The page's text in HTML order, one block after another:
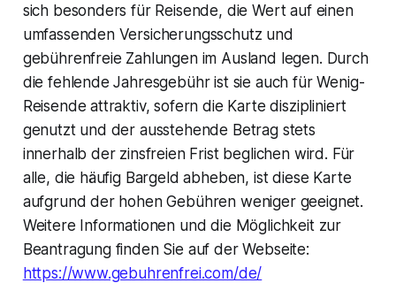
sich besonders für Reisende, die Wert auf einen
umfassenden Versicherungsschutz und
gebührenfreie Zahlungen im Ausland legen. Durch
die fehlende Jahresgebühr ist sie auch für Wenig-
Reisende attraktiv, sofern die Karte diszipliniert
genutzt und der ausstehende Betrag stets
innerhalb der zinsfreien Frist beglichen wird. Für
alle, die häufig Bargeld abheben, ist diese Karte
aufgrund der hohen Gebühren weniger geeignet.
Weitere Informationen und die Möglichkeit zur
Beantragung finden Sie auf der Webseite:
https://www.gebuhrenfrei.com/de/